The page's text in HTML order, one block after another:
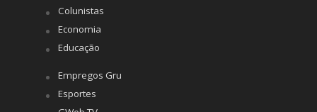
Colunistas
Economia
Educação
Empregos Gru
Esportes